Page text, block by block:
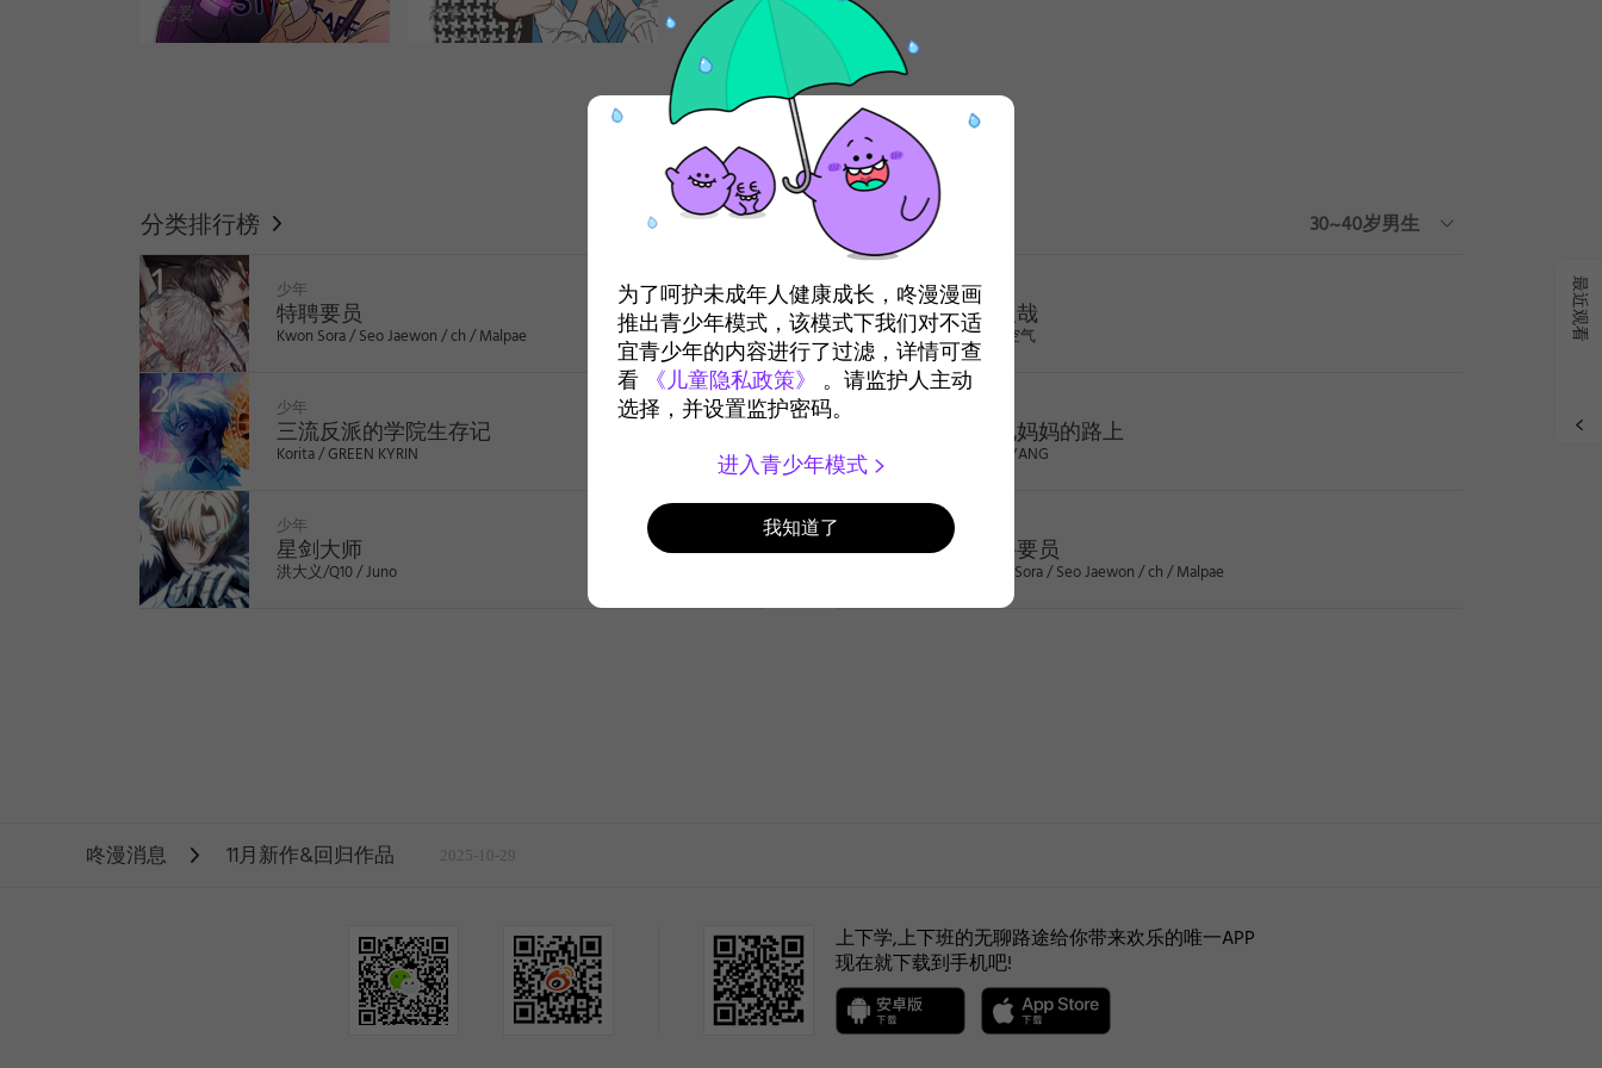
like
恋爱 恋爱
分类排行榜 少年
1
少年
特聘要员
Kwon Sora / Seo Jaewon / ch / Malpae
少年
三流反派的学院生存记
Korita / GREEN KYRIN
少年
星剑大师
洪大义/Q10 / Juno
年龄排行榜 30~40岁男生
奇幻
非人哉
一汪空气
2
去见妈妈的路上
GOMYANG
特聘要员
Kwon Sora / Seo Jaewon / ch / Malpae
为了呵护未成年人健康成长，咚漫漫画
推出青少年模式，该模式下我们对不适
宜青少年的内容进行了过滤，详情可查
看
《儿童隐私政策》
。请监护人主动
选择，并设置监护密码。
进入青少年模式
我知道了
咚漫消息 11月新作&回归作品 2025-10-29
上下学,上下班的无聊路途给你带来欢乐的唯一APP
现在就下载到手机吧!
最近观看